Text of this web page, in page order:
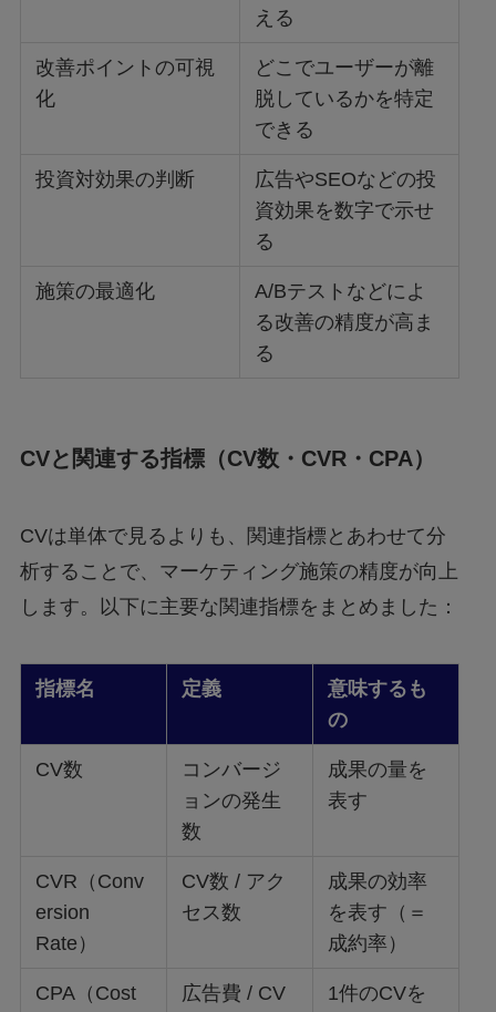
える
改善ポイントの可視
化
どこでユーザーが離
脱しているかを特定
できる
投資対効果の判断
広告やSEOなどの投
資効果を数字で示せ
る
施策の最適化
A/Bテストなどによ
る改善の精度が高ま
る
CVと関連する指標（CV数・CVR・CPA）
CVは単体で見るよりも、関連指標とあわせて分
析することで、マーケティング施策の精度が向上
します。以下に主要な関連指標をまとめました：
指標名 定義
意味するも
の
CV数
コンバージ
ョンの発生
数
成果の量を
表す
CVR（Conv
ersion
Rate）
CV数 / アク
セス数
成果の効率
を表す（＝
成約率）
CPA（Cost
広告費 / CV
1件のCVを